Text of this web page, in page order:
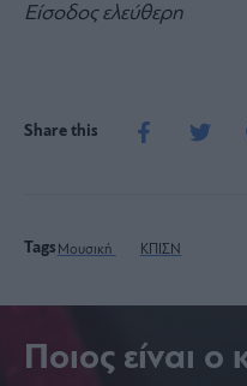
Είσοδος ελεύθερη
Share this
Tags Μουσική ΚΠΙΣΝ
Ποιος είναι ο